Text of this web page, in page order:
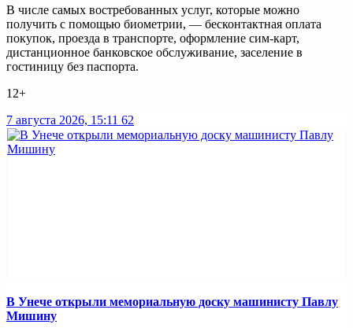
В числе самых востребованных услуг, которые можно
получить с помощью биометрии, — бесконтактная оплата
покупок, проезда в транспорте, оформление сим-карт,
дистанционное банковское обслуживание, заселение в
гостиницу без паспорта.
12+
7 августа 2026, 15:11 62
В Унече открыли мемориальную доску машинисту Павлу
Мишину